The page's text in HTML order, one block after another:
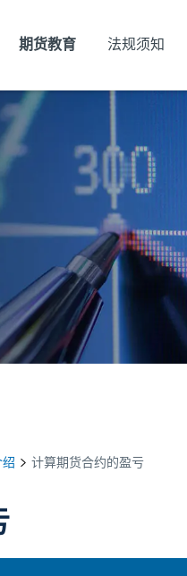
期货教育 法规须知
计算期货合约的盈亏